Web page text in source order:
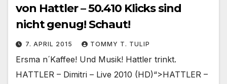
von Hattler – 50.410 Klicks sind
nicht genug! Schaut!
7. APRIL 2015 TOMMY T. TULIP
Ersma n´Kaffee! Und Musik! Hattler trinkt.
HATTLER – Dimitri – Live 2010 (HD)“>HATTLER –